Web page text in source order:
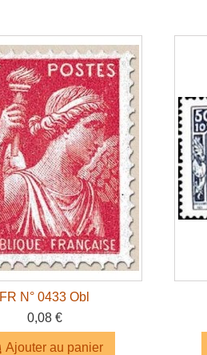
FR N° 0433 Obl
0,08 €
Ajouter au panier